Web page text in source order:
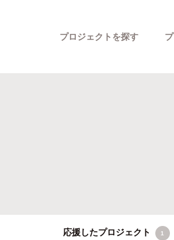
プロジェクトを探す
応援したプロジェクト 1